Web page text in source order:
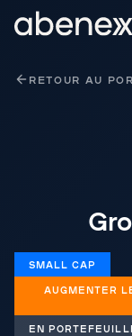
RETOUR AU
SMALL CAP
‌AUGMENTER
EN
Panneau de